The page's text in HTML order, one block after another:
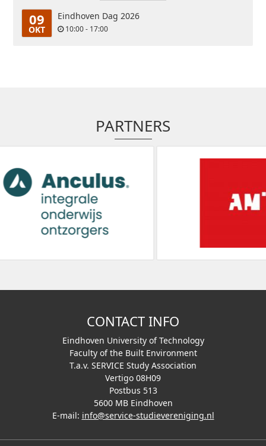
09
OKT
Eindhoven Dag 2026
10:00 - 17:00
PARTNERS
CONTACT INFO
Eindhoven University of Technology
Faculty of the Built Environment
T.a.v. SERVICE Study Association
Vertigo 08H09
Postbus 513
5600 MB Eindhoven
E-mail: info@service-studievereniging.nl